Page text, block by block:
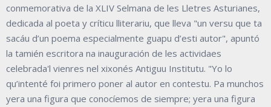
conmemorativa de la XLIV Selmana de les Lletres Asturianes,
dedicada al poeta y críticu lliterariu, que lleva "un versu que ta
sacáu d’un poema especialmente guapu d’esti autor", apuntó
la tamién escritora na inauguración de les actividaes
celebrada'l vienres nel xixonés Antiguu Institutu. "Yo lo
qu’intenté foi primero poner al autor en contestu. Pa munchos
yera una figura que conocíemos de siempre; yera una figura